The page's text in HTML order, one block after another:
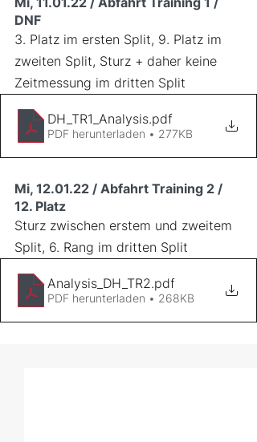
DNF
3. Platz im ersten Split, 9. Platz im
zweiten Split, Sturz + daher keine
Zeitmessung im dritten Split
DH_TR1_Analysis.pdf
PDF herunterladen • 277KB
Mi, 12.01.22 / Abfahrt Training 2 /
12. Platz
Sturz zwischen erstem und zweitem
Split, 6. Rang im dritten Split
Analysis_DH_TR2.pdf
PDF herunterladen • 268KB